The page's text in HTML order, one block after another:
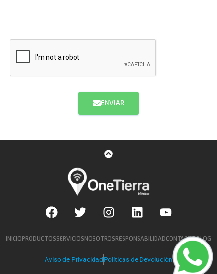
ENVIAR
INICIOPRODUCTOSSERVICIOSNOSOTROSRESPONSABILIDADCONTACTOBLOG
Aviso de Privacidad Políticas de Devolución